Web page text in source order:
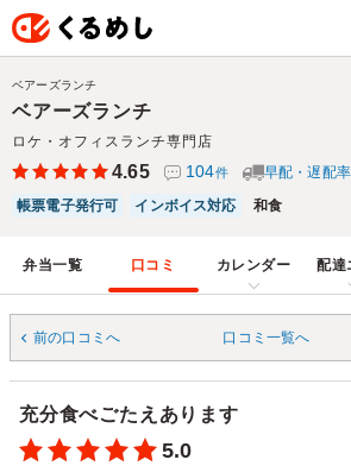
ベアーズランチ
ロケ・オフィスランチ専門店
ベアーズランチ
4.65 104件 早配・遅配率
帳票電子発行可
インボイス対応 和食
弁当一覧 口コミ カレンダー 配達
前の口コミへ 口コミ一覧へ
充分食べごたえあります
5.0